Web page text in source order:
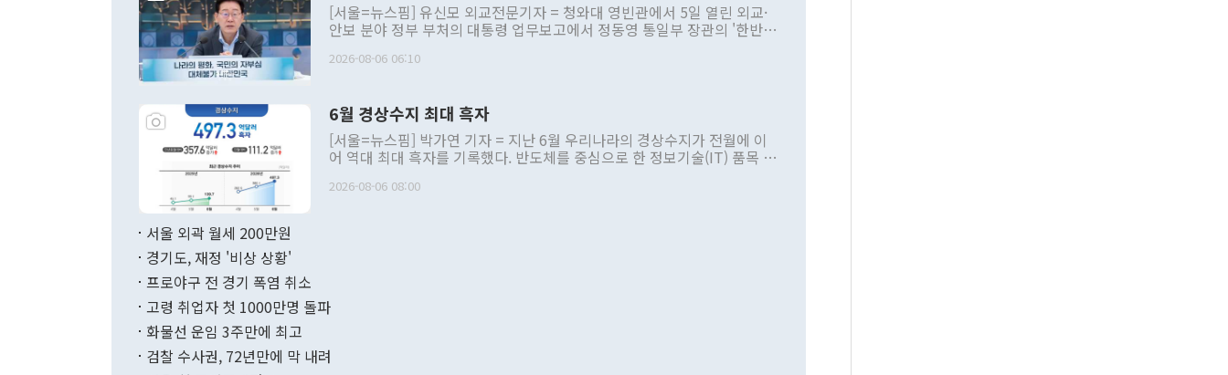
[서울=뉴스핌] 유신모 외교전문기자 = 청와대 영빈관에서 5일 열린 외교·
안보 분야 정부 부처의 대통령 업무보고에서 정동영 통일부 장관의 '한반도
발언 중에는 정부 내 조율을 거치지 않은 사안을 정책으로 추진하겠다고 공
주의적 희망에 근거한 비현실적 구상'이라는 비판을 내놨다. 그동안 정 장
관의 대북 정책 관련 발언이 물의를 빚은 적은 여러 번 있지만 대통령과 유
관 부처 장관이 공개적으로 부정적 입장을 표명한 것은 이례적이다. 정 장
관의 무리한 대북 접근법과 월권을 제어해야 한다는 목소리도 높아지고 있
다. [정동영 통일부 장관이 지난달 23일 오후 서울 종로구 정부서울청사에
무너졌다고도 했다. 또 "현 시점에서 흘러간 선(先)비핵화만 되뇌는 것은
함께 4자 대화의 동력을 확보하기 위해 최선을 다할 것"이라고 말했다. 하
2026-08-06 06:10
6월 경상수지 최대 흑자
[서울=뉴스핌] 박가연 기자 = 지난 6월 우리나라의 경상수지가 전월에 이
어 역대 최대 흑자를 기록했다. 반도체를 중심으로 한 정보기술(IT) 품목 수
료=한국은행] 한국은행이 6일 발표한 '2026년 6월 국제수지(잠정)'에 따르
며 월간 기준 처음으로 1000억달러를 넘어섰다. 상품수입은 644억8000만
196.9% 급증했고 컴퓨터·주변기기(SSD)는 282.7% 증가했다. IT 품목
수출은 160.4% 늘었으며 비IT 품목도 ▲석유제품(47.5%) ▲화공품
2026-08-06 08:00
서울 외곽 월세 200만원
경기도, 재정 '비상 상황'
프로야구 전 경기 폭염 취소
고령 취업자 첫 1000만명 돌파
화물선 운임 3주만에 최고
검찰 수사권, 72년만에 막 내려